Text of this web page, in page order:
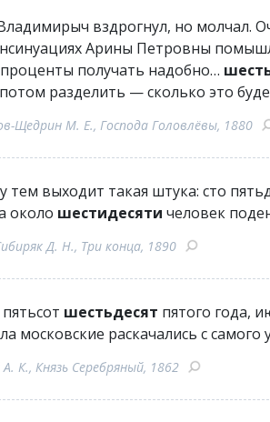
вздрогнул, но молчал.
Арины Петровны
получать надобно…
разделить — сколько это
Щедрин М. Е., Господа Головлёвы, 1880
тем выходит такая штука: сто
около шестидесяти человек
Д. Н., Три конца, 1890
шестьдесят пятого года,
московские раскачались с самого
К., Князь Серебряный, 1862